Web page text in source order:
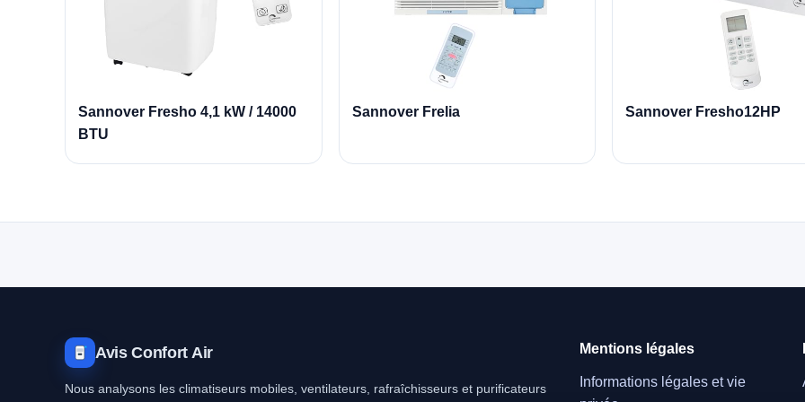
Sannover Fresho 4,1 kW / 14000
BTU
Sannover Frelia Sannover Fresho12HP
Avis Confort Air
Nous analysons les climatiseurs mobiles, ventilateurs, rafraîchisseurs et purificateurs
Mentions légales
Informations légales et vie